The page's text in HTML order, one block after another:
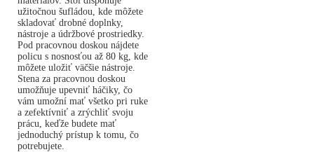
užitočnou šufládou, kde môžete
skladovať drobné doplnky,
nástroje a údržbové prostriedky.
Pod pracovnou doskou nájdete
policu s nosnosťou až 80 kg, kde
môžete uložiť väčšie nástroje.
Stena za pracovnou doskou
umožňuje upevniť háčiky, čo
vám umožní mať všetko pri ruke
a zefektívniť a zrýchliť svoju
prácu, keďže budete mať
jednoduchý prístup k tomu, čo
potrebujete.